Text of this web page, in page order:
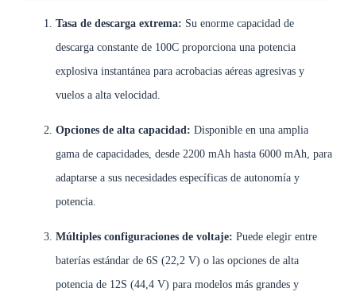
Tasa de descarga extrema: Su enorme capacidad de
descarga constante de 100C proporciona una potencia
explosiva instantánea para acrobacias aéreas agresivas y
vuelos a alta velocidad.
Opciones de alta capacidad: Disponible en una amplia
gama de capacidades, desde 2200 mAh hasta 6000 mAh, para
adaptarse a sus necesidades específicas de autonomía y
potencia.
Múltiples configuraciones de voltaje: Puede elegir entre
baterías estándar de 6S (22,2 V) o las opciones de alta
potencia de 12S (44,4 V) para modelos más grandes y